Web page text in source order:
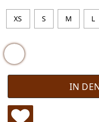
XS S M L
IN